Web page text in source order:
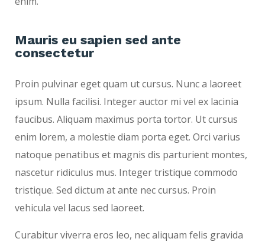
Mauris eu sapien sed ante
consectetur
Proin pulvinar eget quam ut cursus. Nunc a laoreet
ipsum. Nulla facilisi. Integer auctor mi vel ex lacinia
faucibus. Aliquam maximus porta tortor. Ut cursus
enim lorem, a molestie diam porta eget. Orci varius
natoque penatibus et magnis dis parturient montes,
nascetur ridiculus mus. Integer tristique commodo
tristique. Sed dictum at ante nec cursus. Proin
vehicula vel lacus sed laoreet.
Curabitur viverra eros leo, nec aliquam felis gravida